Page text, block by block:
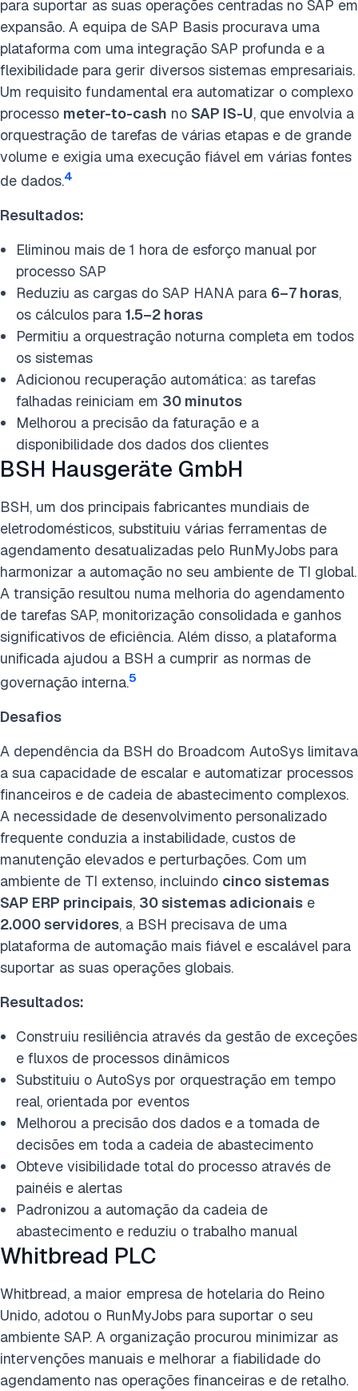
para suportar as suas operações centradas no SAP em
expansão. A equipa de SAP Basis procurava uma
plataforma com uma integração SAP profunda e a
flexibilidade para gerir diversos sistemas empresariais.
Um requisito fundamental era automatizar o complexo
processo meter-to-cash no SAP IS-U, que envolvia a
orquestração de tarefas de várias etapas e de grande
volume e exigia uma execução fiável em várias fontes
de dados.4
Resultados:
Eliminou mais de 1 hora de esforço manual por
processo SAP
Reduziu as cargas do SAP HANA para 6–7 horas,
os cálculos para 1.5–2 horas
Permitiu a orquestração noturna completa em todos
os sistemas
Adicionou recuperação automática: as tarefas
falhadas reiniciam em 30 minutos
Melhorou a precisão da faturação e a
disponibilidade dos dados dos clientes
BSH Hausgeräte GmbH
BSH, um dos principais fabricantes mundiais de
eletrodomésticos, substituiu várias ferramentas de
agendamento desatualizadas pelo RunMyJobs para
harmonizar a automação no seu ambiente de TI global.
A transição resultou numa melhoria do agendamento
de tarefas SAP, monitorização consolidada e ganhos
significativos de eficiência. Além disso, a plataforma
unificada ajudou a BSH a cumprir as normas de
governação interna.5
Desafios
A dependência da BSH do Broadcom AutoSys limitava
a sua capacidade de escalar e automatizar processos
financeiros e de cadeia de abastecimento complexos.
A necessidade de desenvolvimento personalizado
frequente conduzia a instabilidade, custos de
manutenção elevados e perturbações. Com um
ambiente de TI extenso, incluindo cinco sistemas
SAP ERP principais, 30 sistemas adicionais e
2.000 servidores, a BSH precisava de uma
plataforma de automação mais fiável e escalável para
suportar as suas operações globais.
Resultados:
Construiu resiliência através da gestão de exceções
e fluxos de processos dinâmicos
Substituiu o AutoSys por orquestração em tempo
real, orientada por eventos
Melhorou a precisão dos dados e a tomada de
decisões em toda a cadeia de abastecimento
Obteve visibilidade total do processo através de
painéis e alertas
Padronizou a automação da cadeia de
abastecimento e reduziu o trabalho manual
Whitbread PLC
Whitbread, a maior empresa de hotelaria do Reino
Unido, adotou o RunMyJobs para suportar o seu
ambiente SAP. A organização procurou minimizar as
intervenções manuais e melhorar a fiabilidade do
agendamento nas operações financeiras e de retalho.